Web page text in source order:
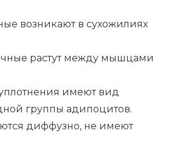
возникают в сухожилиях
растут между мышцами
имеют вид
группы адипоцитов.
диффузно, не имеют